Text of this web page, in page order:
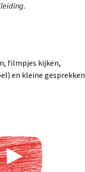
filmpjes kijken,
en kleine gesprekken